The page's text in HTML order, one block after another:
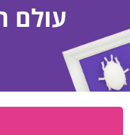
עולם